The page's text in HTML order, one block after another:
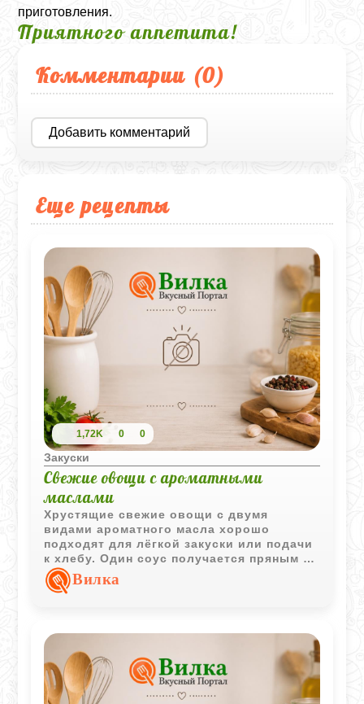
приготовления.
Приятного аппетита!
Комментарии (0)
Добавить комментарий
Еще рецепты
1,72K 0 0
Закуски
Свежие овощи с ароматными
маслами
Хрустящие свежие овощи с двумя
видами ароматного масла хорошо
подходят для лёгкой закуски или подачи
к хлебу. Один соус получается пряным и
травянистым, второй - с насыщенными
азиатскими нотками.
Вилка